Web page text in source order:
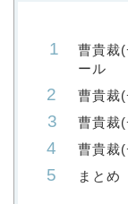
曹貴裁
ール
曹貴裁
曹貴裁
曹貴裁
まとめ